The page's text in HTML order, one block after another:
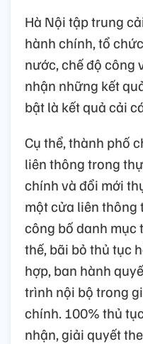
Hà Nội tập trung
hành chính, tổ
nước, chế độ công
nhận những kết
bật là kết quả cải
Cụ thể, thành phố
liên thông trong
chính và đổi mới
một cửa liên thông
công bố danh mục
thế, bãi bỏ thủ tục
hợp, ban hành
trình nội bộ trong
chính. 100% thủ
nhận, giải quyết